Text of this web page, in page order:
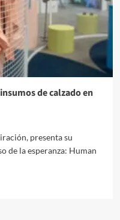
de calzado en
presenta su
de la esperanza: Human